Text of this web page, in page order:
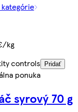
kategórie
kg
controls
Pridať
ponuka
syrový 70 g